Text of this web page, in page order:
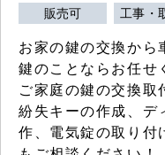
販売可 工事・
お家の鍵の交換から
鍵のことならお任せ
ご家庭の鍵の交換取
紛失キーの作成、デ
作、電気錠の取り付